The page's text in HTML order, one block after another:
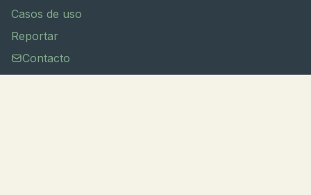
Casos de uso
Reportar
Contacto